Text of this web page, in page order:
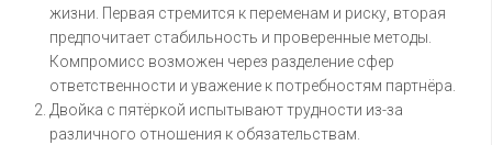
жизни. Первая стремится к переменам и риску, вторая
предпочитает стабильность и проверенные методы.
Компромисс возможен через разделение сфер
ответственности и уважение к потребностям партнёра.
Двойка с пятёркой испытывают трудности из-за
различного отношения к обязательствам.